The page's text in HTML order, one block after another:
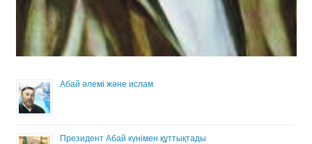
Абай әлемі және ислам
Президент Абай күнімен құттықтады